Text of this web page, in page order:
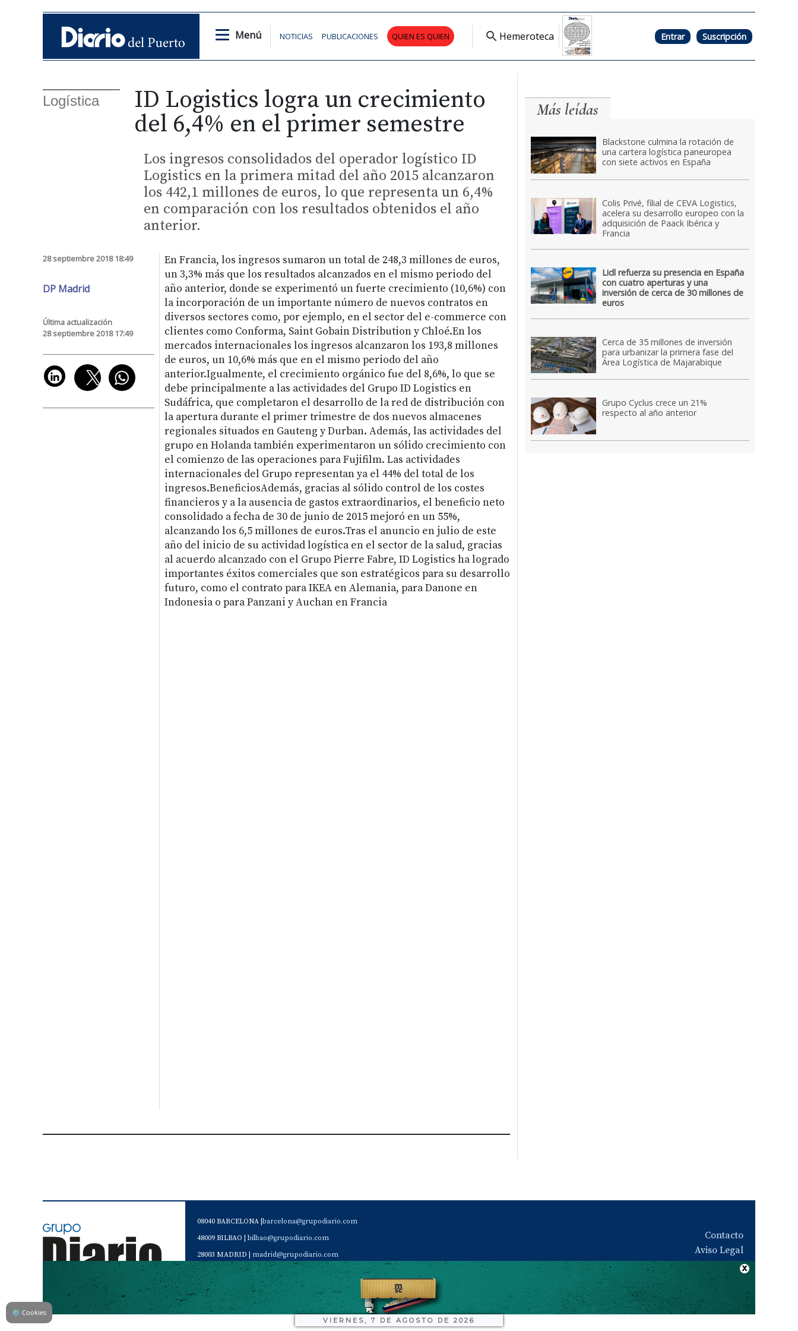
Menú NOTICIAS PUBLICACIONES QUIEN ES QUIEN Hemeroteca Entrar Suscripción
VIERNES, 7 DE AGOSTO DE 2026
Logística
ID Logistics logra un crecimiento
del 6,4% en el primer semestre
Los ingresos consolidados del operador logístico ID
Logistics en la primera mitad del año 2015 alcanzaron
los 442,1 millones de euros, lo que representa un 6,4%
en comparación con los resultados obtenidos el año
anterior.
28 septiembre 2018 18:49
DP Madrid
Última actualización
28 septiembre 2018 17:49
En Francia, los ingresos sumaron un total de 248,3 millones de euros,
un 3,3% más que los resultados alcanzados en el mismo periodo del
año anterior, donde se experimentó un fuerte crecimiento (10,6%) con
la incorporación de un importante número de nuevos contratos en
diversos sectores como, por ejemplo, en el sector del e-commerce con
clientes como Conforma, Saint Gobain Distribution y Chloé.En los
mercados internacionales los ingresos alcanzaron los 193,8 millones
de euros, un 10,6% más que en el mismo periodo del año
anterior.Igualmente, el crecimiento orgánico fue del 8,6%, lo que se
debe principalmente a las actividades del Grupo ID Logistics en
Sudáfrica, que completaron el desarrollo de la red de distribución con
la apertura durante el primer trimestre de dos nuevos almacenes
regionales situados en Gauteng y Durban. Además, las actividades del
grupo en Holanda también experimentaron un sólido crecimiento con
el comienzo de las operaciones para Fujifilm. Las actividades
internacionales del Grupo representan ya el 44% del total de los
ingresos.BeneficiosAdemás, gracias al sólido control de los costes
financieros y a la ausencia de gastos extraordinarios, el beneficio neto
consolidado a fecha de 30 de junio de 2015 mejoró en un 55%,
alcanzando los 6,5 millones de euros.Tras el anuncio en julio de este
año del inicio de su actividad logística en el sector de la salud, gracias
al acuerdo alcanzado con el Grupo Pierre Fabre, ID Logistics ha logrado
importantes éxitos comerciales que son estratégicos para su desarrollo
futuro, como el contrato para IKEA en Alemania, para Danone en
Indonesia o para Panzani y Auchan en Francia
Más leídas
Blackstone culmina la rotación de
una cartera logística paneuropea
con siete activos en España
Colis Privé, filial de CEVA Logistics,
acelera su desarrollo europeo con la
adquisición de Paack Ibérica y
Francia
Lidl refuerza su presencia en España
con cuatro aperturas y una
inversión de cerca de 30 millones de
euros
Cerca de 35 millones de inversión
para urbanizar la primera fase del
Área Logística de Majarabique
Grupo Cyclus crece un 21%
respecto al año anterior
08040 BARCELONA | barcelona@grupodiario.com
48009 BILBAO | bilbao@grupodiario.com
28003 MADRID | madrid@grupodiario.com
46120 Alboraya. VALENCIA |
valencia@grupodiario.com
Servicio de Atención al Socio Suscriptor | sas@grupodiario.com
Teléfono de contacto de Diario del Puerto: 96 330 18 32
Contacto
Aviso Legal
Quiénes somos
Política de privacidad
⚙ Cookies